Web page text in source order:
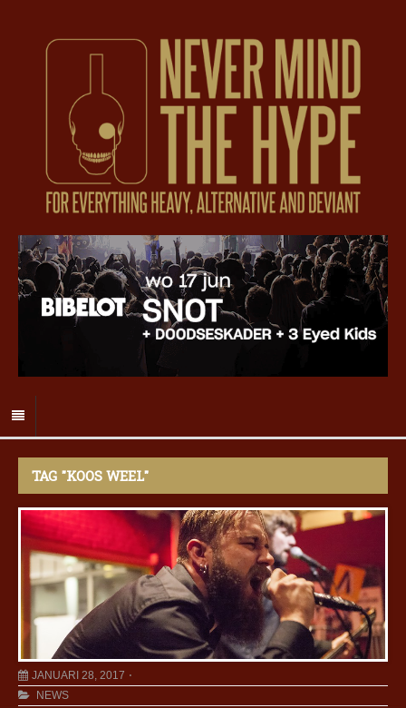
TAG "KOOS WEEL"
JANUARI 28, 2017
NEWS